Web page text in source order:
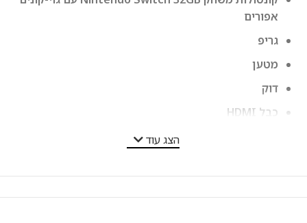
אפורים
גריפ
מטען
דוק
כבל HDMI
הצג עוד